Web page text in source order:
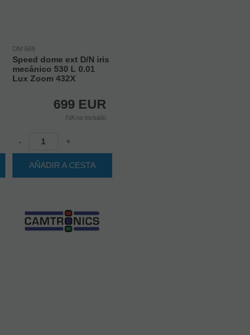
DM 669
Speed dome ext D/N iris
mecánico 530 L 0.01
Lux Zoom 432X
699 EUR
IVA no incluido
- +
AÑADIR A CESTA